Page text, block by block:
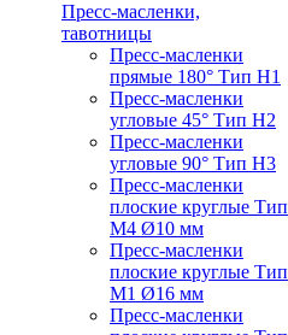
Пресс-масленки,
тавотницы
Пресс-масленки
прямые 180° Тип H1
Пресс-масленки
угловые 45° Тип H2
Пресс-масленки
угловые 90° Тип H3
Пресс-масленки
плоские круглые Тип
M4 Ø10 мм
Пресс-масленки
плоские круглые Тип
M1 Ø16 мм
Пресс-масленки